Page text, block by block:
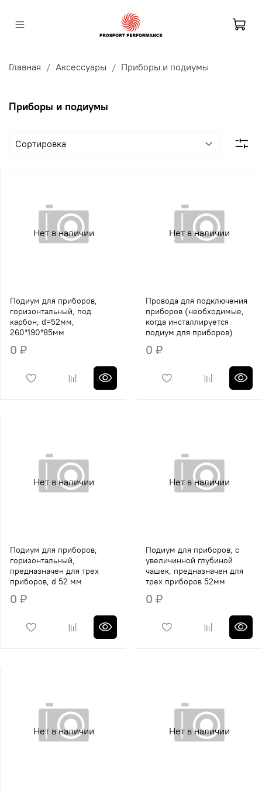
Главная Аксессуары Приборы и подиумы
Приборы и подиумы
Нет в наличии
Подиум для приборов,
горизонтальный, под
карбон, d=52мм,
260*190*85мм
0 ₽
Нет в наличии
Провода для подключения
приборов (необходимые,
когда инсталлируется
подиум для приборов)
0 ₽
Нет в наличии
Подиум для приборов,
горизонтальный,
предназначен для трех
приборов, d 52 мм
0 ₽
Нет в наличии
Подиум для приборов, с
увеличинной глубиной
чашек, предназначен для
трех приборов 52мм
0 ₽
Нет в наличии Нет в наличии